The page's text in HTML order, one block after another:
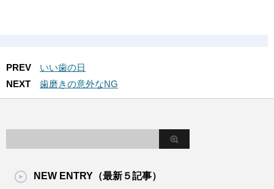
PREV
いい歯の日
NEXT
歯磨きの意外なNG
NEW ENTRY（最新５記事）